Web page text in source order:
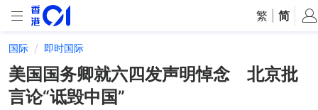
繁 简
国际 即时国际
美国国务卿就六四发声明悼念 北京批
言论“诋毁中国”